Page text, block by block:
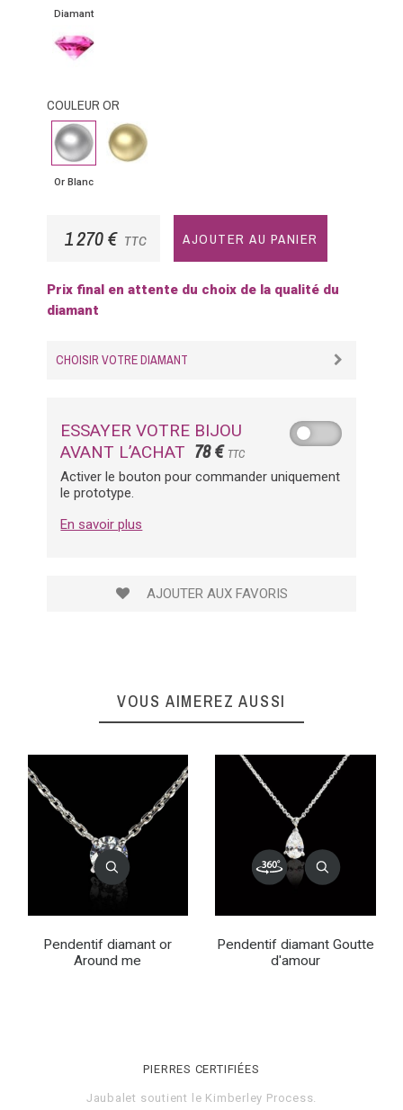
Diamant
Saphir
rose
COULEUR OR
Or
Blanc
Or Blanc
Or
Jaune
1 270 € TTC AJOUTER AU PANIER
Prix final en attente du choix de la qualité du
diamant
CHOISIR VOTRE DIAMANT
ESSAYER VOTRE BIJOU
AVANT L’ACHAT 78 € TTC
Activer le bouton pour commander uniquement
le prototype.
En savoir plus
AJOUTER AUX FAVORIS
VOUS AIMEREZ AUSSI
Pendentif diamant or
Around me
Pendentif diamant Goutte
d'amour
PIERRES CERTIFIÉES
Jaubalet soutient le Kimberley Process